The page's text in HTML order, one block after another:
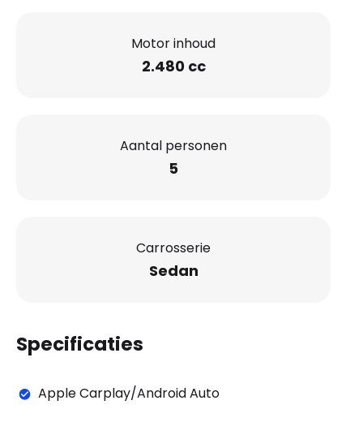
Motor inhoud
2.480 cc
Aantal personen
5
Carrosserie
Sedan
Specificaties
Apple Carplay/Android Auto